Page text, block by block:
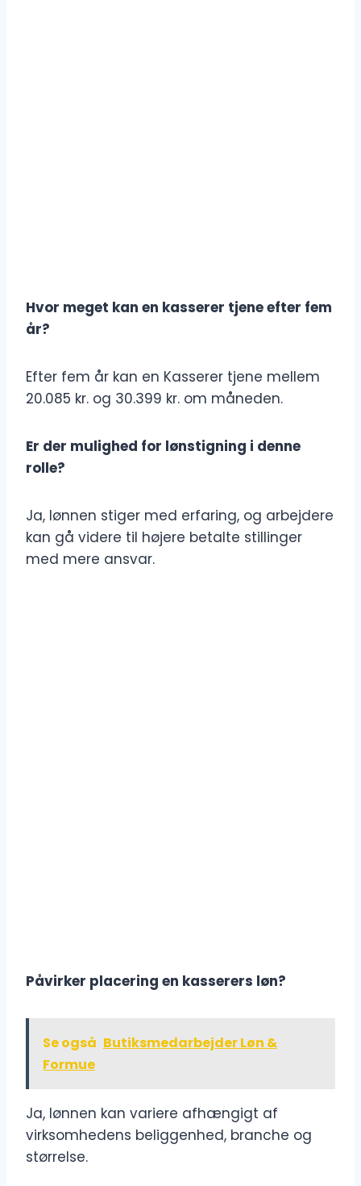
Hvor meget kan en kasserer tjene efter fem
år?
Efter fem år kan en Kasserer tjene mellem
20.085 kr. og 30.399 kr. om måneden.
Er der mulighed for lønstigning i denne
rolle?
Ja, lønnen stiger med erfaring, og arbejdere
kan gå videre til højere betalte stillinger
med mere ansvar.
Påvirker placering en kasserers løn?
Se også Butiksmedarbejder Løn &
Formue
Ja, lønnen kan variere afhængigt af
virksomhedens beliggenhed, branche og
størrelse.